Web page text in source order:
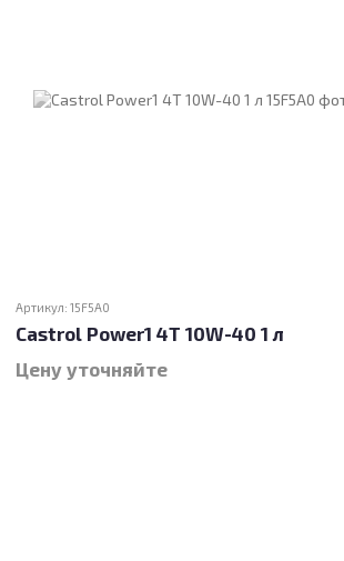
Артикул: 15F5A0
Castrol Power1 4T 10W-40 1 л
Цену уточняйте